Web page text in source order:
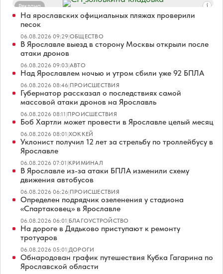
Реклама
На ярославских официальных пляжах проверили
песок
06.08.2026 09:29|ОБЩЕСТВО
В Ярославле выезд в сторону Москвы открыли после
атаки дронов
06.08.2026 09:03|АВТО
Над Ярославлем ночью и утром сбили уже 92 БПЛА
06.08.2026 08:46|ПРОИСШЕСТВИЯ
Губернатор рассказал о последствиях самой
массовой атаки дронов на Ярославль
06.08.2026 08:11|ПРОИСШЕСТВИЯ
Боб Хартли может провести в Ярославле целый месяц
06.08.2026 08:01|ХОККЕЙ
Уклонист получил 12 лет за стрельбу по троллейбусу в
Ярославле
06.08.2026 07:01|КРИМИНАЛ
В Ярославле из-за атаки БПЛА изменили схему
движения автобусов
06.08.2026 06:26|ПРОИСШЕСТВИЯ
Определен подрядчик озеленения у стадиона
«Спартаковец» в Ярославле
06.08.2026 06:01|БЛАГОУСТРОЙСТВО
На дороге в Дядьково приступают к ремонту
тротуаров
06.08.2026 05:01|ДОРОГИ
Обнародован график путешествия Кубка Гагарина по
Ярославской области